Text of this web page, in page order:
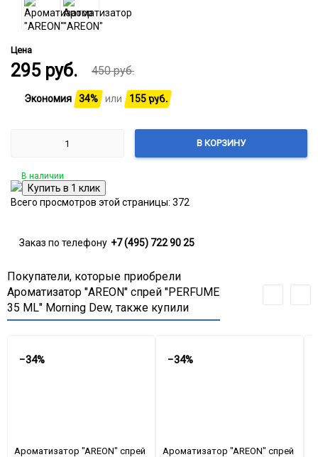
Цена
295 руб. 450руб.
Экономия 34% или 155руб.
В КОРЗИНУ
В наличии
Всего просмотров этой страницы: 372
Заказ по телефону +7 (495) 722 90 25
Покупатели, которые приобрели
Ароматизатор "AREON" спрей "PERFUME
35 ML" Morning Dew, также купили
−34%
Ароматизатор "AREON" спрей
−34%
Ароматизатор "AREON" спрей